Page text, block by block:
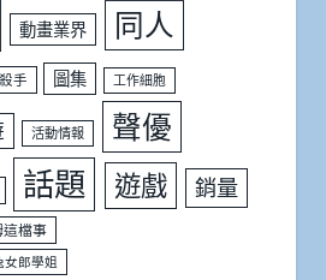
動畫業界 同人
手 圖集 工作細胞
活動情報 聲優
話題 遊戲 銷量
這檔事
女郎學姐